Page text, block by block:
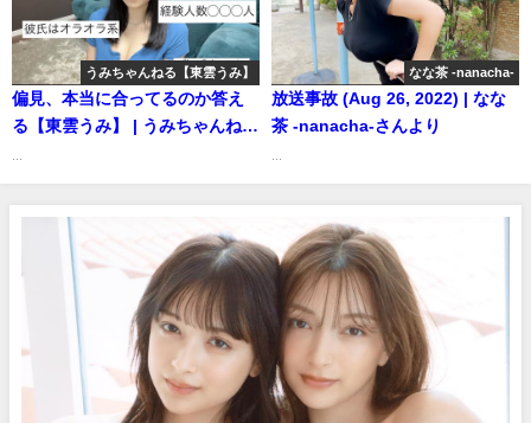
英社ヤングジャンプ公式】さん
うみちゃんねる【東雲うみ】
偏見、本当に合ってるのか答え
る【東雲うみ】 | うみちゃんねる
なな茶 -nanacha-
放送事故 (Aug 26, 2022) | なな
茶 -nanacha-さんより